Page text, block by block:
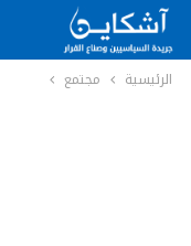
الرئيسية مجتمع